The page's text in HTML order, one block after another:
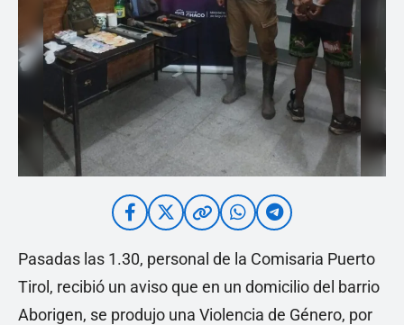
Pasadas las 1.30, personal de la Comisaria Puerto
Tirol, recibió un aviso que en un domicilio del barrio
Aborigen, se produjo una Violencia de Género, por